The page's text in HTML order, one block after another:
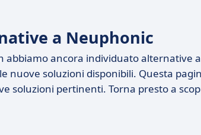
a Neuphonic
abbiamo ancora individuato alternative
nuove soluzioni disponibili. Questa
soluzioni pertinenti. Torna presto a